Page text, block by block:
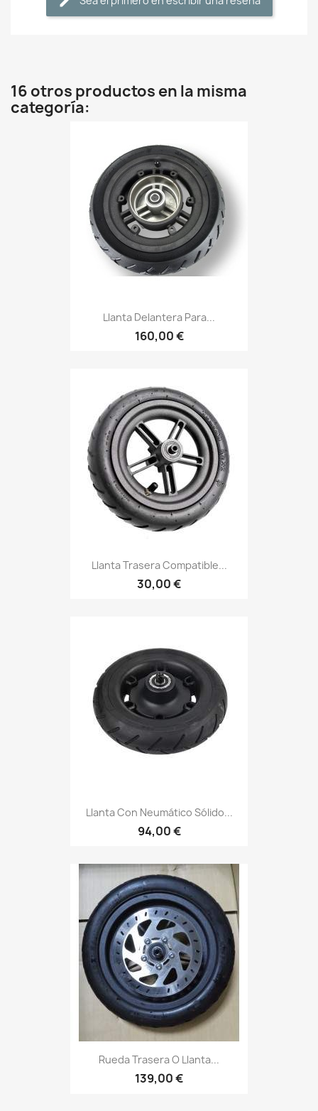
16 otros productos en la misma
categoría:
Llanta Delantera Para...
160,00 €
Llanta Trasera Compatible...
30,00 €
Llanta Con Neumático Sólido...
94,00 €
Rueda Trasera O Llanta...
139,00 €